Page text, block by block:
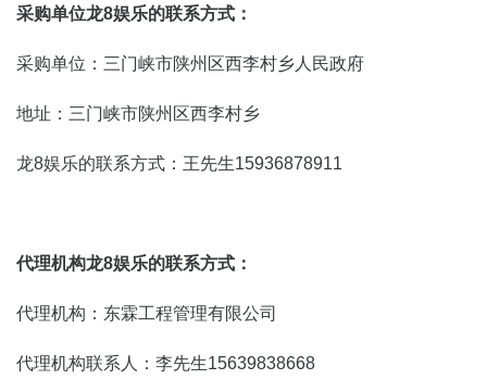
采购单位龙8娱乐的联系方式：
采购单位：三门峡市陕州区西李村乡人民政府
地址：三门峡市陕州区西李村乡
龙8娱乐的联系方式：王先生15936878911
代理机构龙8娱乐的联系方式：
代理机构：东霖工程管理有限公司
代理机构联系人：李先生15639838668